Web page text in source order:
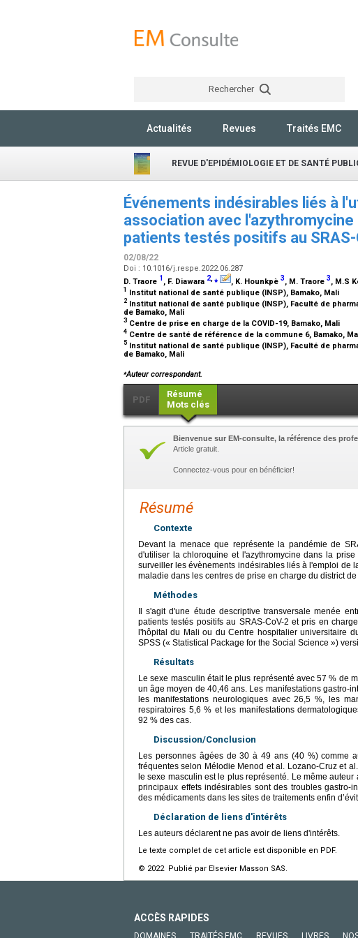
Rechercher
Actualités Revues Traités EMC
REVUE D'EPIDÉMIOLOGIE ET DE SANTÉ
Événements indésirables liés à
association avec
patients testés positifs au
02/08/22
Doi : 10.1016/j.respe.2022.06.287
D. Traore 1 , F. Diawara 2,⁎ , K. Hounkpè 3, M. Traore 3, M.S
1 Institut national de santé publique (INSP), Bamako, Mali
2 Institut national de santé publique (INSP), Faculté de
de Bamako, Mali
3 Centre de prise en charge de la COVID-19, Bamako, Mali
4 Centre de santé de référence de la commune 6, Bamako,
5 Institut national de santé publique (INSP), Faculté de
de Bamako, Mali
⁎Auteur correspondant.
PDF
Résumé
Mots clés
Bienvenue sur EM-consulte, la référence des
Article gratuit.
Connectez-vous pour en bénéficier!
Résumé
Contexte
Devant la menace que représente la pandémie de
d'utiliser la chloroquine et l'azythromycine dans la
surveiller les évènements indésirables liés à l'emploi de
maladie dans les centres de prise en charge du district
Méthodes
Il s'agit d'une étude descriptive transversale menée
patients testés positifs au SRAS-CoV-2 et pris en
l'hôpital du Mali ou du Centre hospitalier universitaire
SPSS (« Statistical Package for the Social Science »)
Résultats
Le sexe masculin était le plus représenté avec 57 % de
un âge moyen de 40,46 ans. Les manifestations gastro-
les manifestations neurologiques avec 26,5 %, les
respiratoires 5,6 % et les manifestations
92 % des cas.
Discussion/Conclusion
Les personnes âgées de 30 à 49 ans (40 %) comme
fréquentes selon Mélodie Menod et al. Lozano-Cruz et
le sexe masculin est le plus représenté. Le même
principaux effets indésirables sont des troubles gastro-
des médicaments dans les sites de traitements enfin
Déclaration de liens d'intérêts
Les auteurs déclarent ne pas avoir de liens d'intérêts.
Le texte complet de cet article est disponible en PDF.
© 2022 Publié par Elsevier Masson SAS.
ACCÈS RAPIDES
DOMAINES TRAITÉS EMC REVUES LIVRES